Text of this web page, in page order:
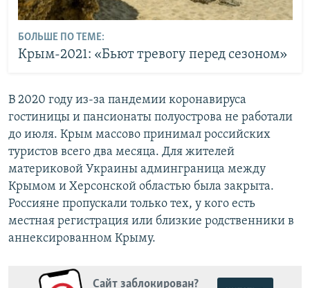
БОЛЬШЕ ПО ТЕМЕ:
Крым-2021: «Бьют тревогу перед сезоном»
В 2020 году из-за пандемии коронавируса
гостиницы и пансионаты полуострова не работали
до июля. Крым массово принимал российских
туристов всего два месяца. Для жителей
материковой Украины админграница между
Крымом и Херсонской областью была закрыта.
Россияне пропускали только тех, у кого есть
местная регистрация или близкие родственники в
аннексированном Крыму.
Сайт заблокирован?